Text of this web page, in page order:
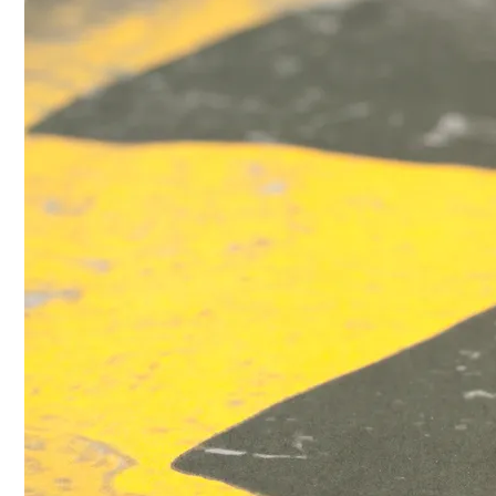
stoppen.de/ticker/
#atommüll
#castor
castor-stoppen.de
Ticker – Castor
stoppen!
Castor stoppen!
@castorstoppen.bsky.social
⋅
Gegen 23.20 Uhr ist der
12. Castortransport im
Kreuz Holz abgebogen
Richtung Neuss auf die
A46 - castor-
stoppen.de/ticker/#route
#atommüll #castor